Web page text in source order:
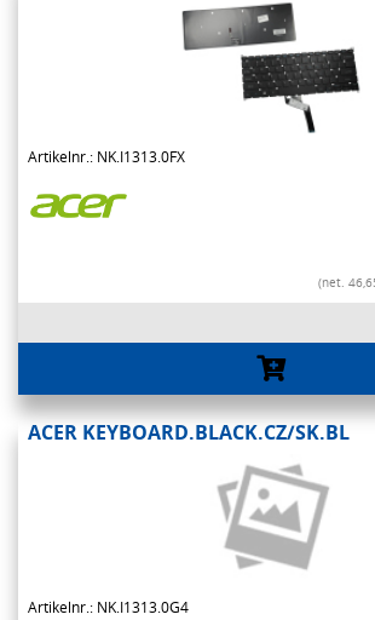
Artikelnr.: NK.I1313.0FX
(net.
ACER KEYBOARD.BLACK.CZ/SK.BL
Artikelnr.: NK.I1313.0G4